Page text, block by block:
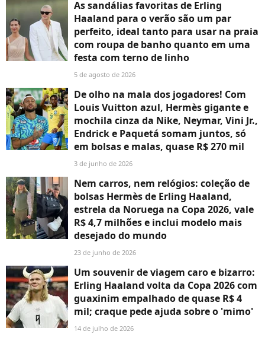
As sandálias favoritas de Erling
Haaland para o verão são um par
perfeito, ideal tanto para usar na praia
com roupa de banho quanto em uma
festa com terno de linho
5 de agosto de 2026
De olho na mala dos jogadores! Com
Louis Vuitton azul, Hermès gigante e
mochila cinza da Nike, Neymar, Vini Jr.,
Endrick e Paquetá somam juntos, só
em bolsas e malas, quase R$ 270 mil
3 de junho de 2026
Nem carros, nem relógios: coleção de
bolsas Hermès de Erling Haaland,
estrela da Noruega na Copa 2026, vale
R$ 4,7 milhões e inclui modelo mais
desejado do mundo
23 de junho de 2026
Um souvenir de viagem caro e bizarro:
Erling Haaland volta da Copa 2026 com
guaxinim empalhado de quase R$ 4
mil; craque pede ajuda sobre o 'mimo'
14 de julho de 2026